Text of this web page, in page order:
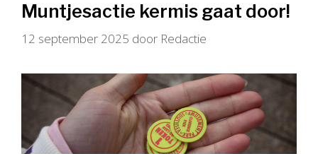
Muntjesactie kermis gaat door!
12 september 2025 door Redactie